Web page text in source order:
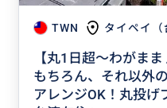
TWN タイペイ（
【丸1日超～わがま
もちろん、それ以外
アレンジOK！丸投げ